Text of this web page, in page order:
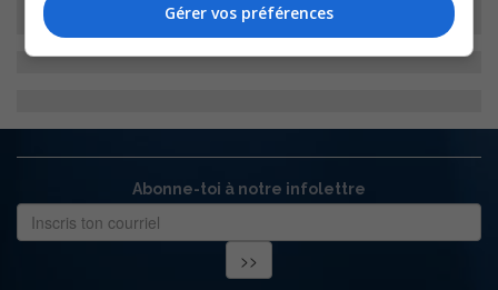
Abonne-toi à notre infolettre
Gérer vos préférences